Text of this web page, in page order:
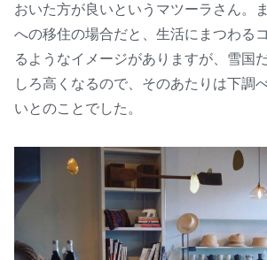
おいた方が良いというマツーラさん。
への移住の場合だと、生活にまつわる
るようなイメージがありますが、雪国
しろ高くなるので、そのあたりは下調
いとのことでした。